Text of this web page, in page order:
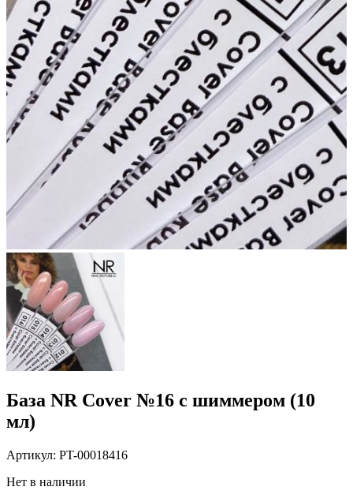
База NR Cover №16 с шиммером (10
мл)
Артикул: PT-00018416
Нет в наличии